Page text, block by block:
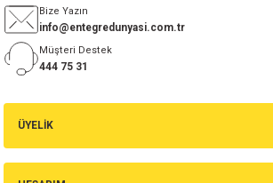
ÜYELİK
Bize Yazın
info@entegredunyasi.com.tr
Müşteri Destek
444 75 31